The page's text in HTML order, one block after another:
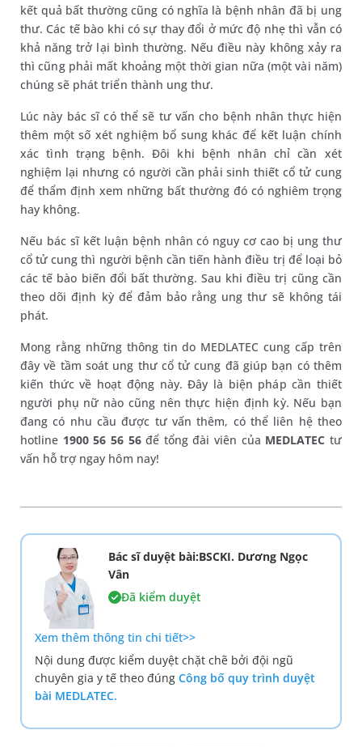
kết quả bất thường cũng có nghĩa là bệnh nhân đã bị ung
thư. Các tế bào khi có sự thay đổi ở mức độ nhẹ thì vẫn có
khả năng trở lại bình thường. Nếu điều này không xảy ra
thì cũng phải mất khoảng một thời gian nữa (một vài năm)
chúng sẽ phát triển thành ung thư.
Lúc này bác sĩ có thể sẽ tư vấn cho bệnh nhân thực hiện
thêm một số xét nghiệm bổ sung khác để kết luận chính
xác tình trạng bệnh. Đôi khi bệnh nhân chỉ cần xét
nghiệm lại nhưng có người cần phải sinh thiết cổ tử cung
để thẩm định xem những bất thường đó có nghiêm trọng
hay không.
Nếu bác sĩ kết luận bệnh nhân có nguy cơ cao bị ung thư
cổ tử cung thì người bệnh cần tiến hành điều trị để loại bỏ
các tế bào biến đổi bất thường. Sau khi điều trị cũng cần
theo dõi định kỳ để đảm bảo rằng ung thư sẽ không tái
phát.
Mong rằng những thông tin do MEDLATEC cung cấp trên
đây về tầm soát ung thư cổ tử cung đã giúp bạn có thêm
kiến thức về hoạt động này. Đây là biện pháp cần thiết
người phụ nữ nào cũng nên thực hiện định kỳ. Nếu bạn
đang có nhu cầu được tư vấn thêm, có thể liên hệ theo
hotline 1900 56 56 56để tổng đài viên của MEDLATEC tư
vấn hỗ trợ ngay hôm nay!
Bác sĩ duyệt bài:BSCKI. Dương Ngọc
Vân
Đã kiểm duyệt
Xem thêm thông tin chi tiết>>
Nội dung được kiểm duyệt chặt chẽ bởi đội ngũ
chuyên gia y tế theo đúng Công bố quy trình duyệt
bài MEDLATEC.